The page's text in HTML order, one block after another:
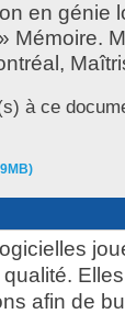
en génie
Mémoire.
à ce
afin de